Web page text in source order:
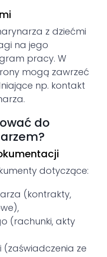
z dziećmi
na jego
pracy. W
mogą zawrzeć
np. kontakt
do
dotyczące:
(kontrakty,
(rachunki, akty
(zaświadczenia ze